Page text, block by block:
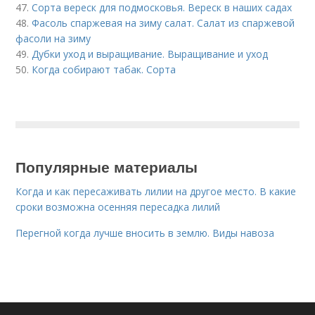
47.Сорта вереск для подмосковья. Вереск в наших садах
48.Фасоль спаржевая на зиму салат. Салат из спаржевой
фасоли на зиму
49.Дубки уход и выращивание. Выращивание и уход
50. Когда собирают табак. Сорта
Популярные материалы
Когда и как пересаживать лилии на другое место. В какие
сроки возможна осенняя пересадка лилий
Перегной когда лучше вносить в землю. Виды навоза